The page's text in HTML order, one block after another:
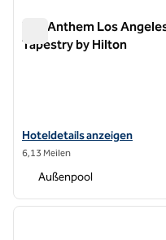
The Anthem Los
Tapestry by Hilton
Hoteldetails für The
Hoteldetails anzeigen
6,13 Meilen
Außenpool
1 von 12